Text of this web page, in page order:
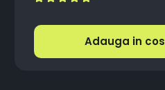
Adauga in cos